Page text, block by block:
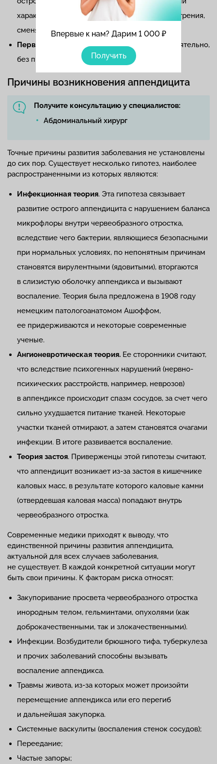
Впервые к нам? Дарим 1 000 ₽
Получить
характер: время от времени происходят обострения,
сменяющиеся ремиссией.
Первично-хронический. Развивается самостоятельно,
без предшествия острого аппендицита.
Причины возникновения аппендицита
Получите консультацию у специалистов:
Абдоминальный хирург
Точные причины развития заболевания не установлены
до сих пор. Существует несколько гипотез, наиболее
распространенными из которых являются:
Инфекционная теория. Эта гипотеза связывает
развитие острого аппендицита с нарушением баланса
микрофлоры внутри червеобразного отростка,
вследствие чего бактерии, являющиеся безопасными
при нормальных условиях, по непонятным причинам
становятся вирулентными (ядовитыми), вторгаются
в слизистую оболочку аппендикса и вызывают
воспаление. Теория была предложена в 1908 году
немецким патологоанатомом Ашоффом,
ее придерживаются и некоторые современные
ученые.
Ангионевротическая теория. Ее сторонники считают,
что вследствие психогенных нарушений (нервно-
психических расстройств, например, неврозов)
в аппендиксе происходит спазм сосудов, за счет чего
сильно ухудшается питание тканей. Некоторые
участки тканей отмирают, а затем становятся очагами
инфекции. В итоге развивается воспаление.
Теория застоя. Приверженцы этой гипотезы считают,
что аппендицит возникает из-за застоя в кишечнике
каловых масс, в результате которого каловые камни
(отвердевшая каловая масса) попадают внутрь
червеобразного отростка.
Современные медики приходят к выводу, что
единственной причины развития аппендицита,
актуальной для всех случаев заболевания,
не существует. В каждой конкретной ситуации могут
быть свои причины. К факторам риска относят:
Закупоривание просвета червеобразного отростка
инородным телом, гельминтами, опухолями (как
доброкачественными, так и злокачественными).
Инфекции. Возбудители брюшного тифа, туберкулеза
и прочих заболеваний способны вызывать
воспаление аппендикса.
Травмы живота, из-за которых может произойти
перемещение аппендикса или его перегиб
и дальнейшая закупорка.
Системные васкулиты (воспаления стенок сосудов);
Переедание;
Частые запоры;